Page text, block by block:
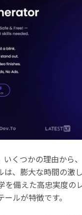
いくつかの理由から
、膨大な時間の激
を備えた高忠実度の
ルが特徴です。